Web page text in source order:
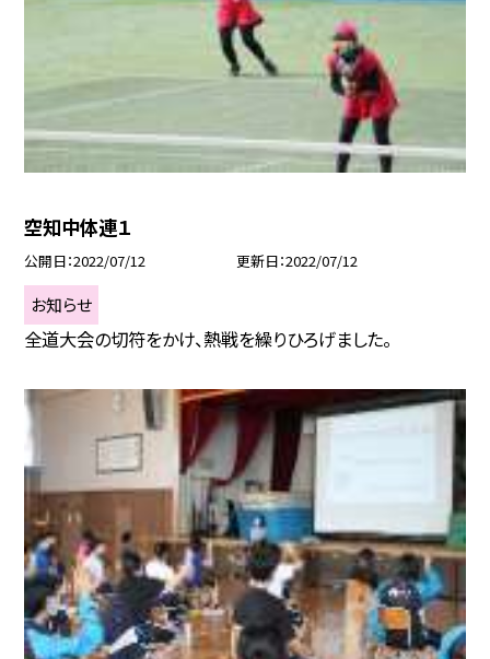
空知中体連１
公開日 2022/07/12 更新日 2022/07/12
お知らせ
全道大会の切符をかけ、熱戦を繰りひろげました。